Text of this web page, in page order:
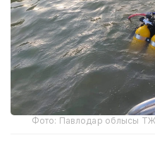
Фото: Павлодар облысы